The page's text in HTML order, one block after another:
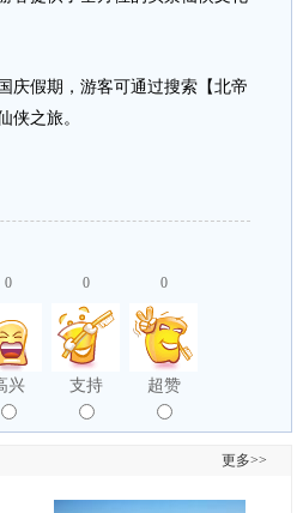
假期，游客可通过搜索【北帝
侠之旅。
0
兴
0
支持
0
超赞
更多>>